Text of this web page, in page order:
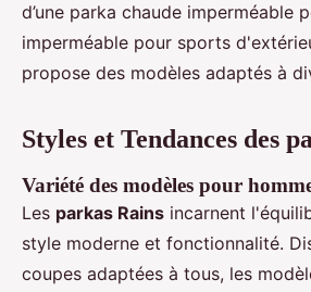
d’une parka chaude imperméable
imperméable pour sports
propose des modèles adaptés à
Styles et Tendances des
Variété des modèles pour
Les parkas Rains incarnent
style moderne et fonctionnalité.
coupes adaptées à tous, les